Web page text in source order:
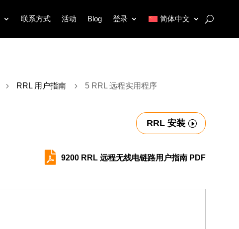
联系方式 活动 Blog 登录 简体中文
5 RRL 用户指南 5 5 RRL 远程实用程序
RRL 安装
 9200 RRL 远程无线电链路用户指南 PDF